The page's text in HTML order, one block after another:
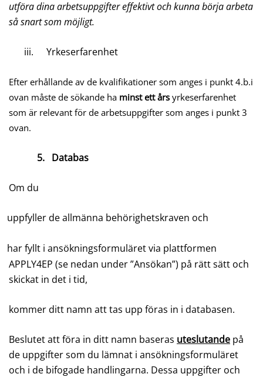
utföra dina arbetsuppgifter effektivt och kunna börja arbeta
så snart som möjligt.
iii. Yrkeserfarenhet
Efter erhållande av de kvalifikationer som anges i punkt 4.b.i
ovan måste de sökande ha minst ett års yrkeserfarenhet
som är relevant för de arbetsuppgifter som anges i punkt 3
ovan.
5. Databas
Om du
uppfyller de allmänna behörighetskraven och
har fyllt i ansökningsformuläret via plattformen
APPLY4EP (se nedan under ”Ansökan”) på rätt sätt och
skickat in det i tid,
kommer ditt namn att tas upp föras in i databasen.
Beslutet att föra in ditt namn baseras uteslutande på
de uppgifter som du lämnat i ansökningsformuläret
och i de bifogade handlingarna. Dessa uppgifter och